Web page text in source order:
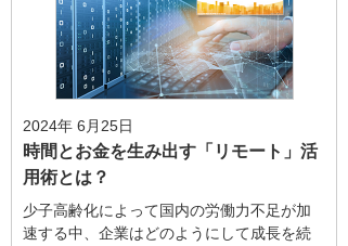
2024年 6月25日
時間とお金を生み出す「リモート」活
用術とは？
少子高齢化によって国内の労働力不足が加
速する中、企業はどのようにして成長を続